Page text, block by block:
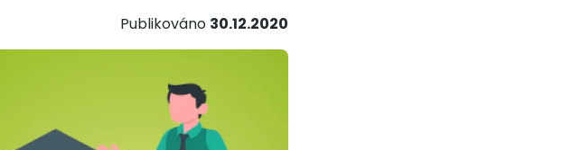
Publikováno 30.12.2020